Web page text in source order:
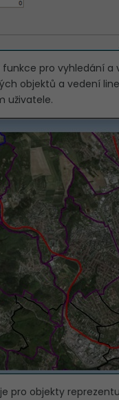
funkce pro vyhledání a
objektů a vedení
uživatele.
pro objekty